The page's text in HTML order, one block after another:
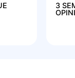
3